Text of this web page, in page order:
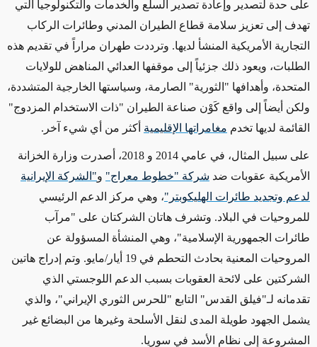
على حدة لتصدير وإعادة تصدير السلع والخدمات والتكنولوجيا التي
تهدف إلى تعزيز سلامة قطاع الطيران المدني وطائرات الركاب
التجارية الأمريكية المنشأ لديها. وترددت طهران مراراً في تقديم هذه
الطلبات، ويعود ذلك جزئياً إلى موقفها العدائي المناهض للولايات
المتحدة، وأهدافها "الثورية" الصارمة، وسياستها الخارجية المتشددة،
ولكن أيضاً إلى واقع كَوْن صناعة الطيران "ذات الاستخدام المزدوج"
القائمة لديها تخدم مغامراتها الإقليمية أكثر من أي شيء آخر.
على سبيل المثال، في عامي 2014 و 2018، أصدرت وزارة الخزانة
الأمريكية عقوبات ضد شركة "خطوط معراج" و"الشركة الإيرانية
لدعم وتجديد طائرات الهليكوبتر"، وهي مركز الدعم الرئيسي
للمروحيات في البلاد. وتشرف هاتان الشركتان على "مرآب
طائرات الجمهورية الإسلامية"، وهي المنشأة المسؤولة عن
المروحيات المعنية بحادث التحطم في 19 أيار/مايو. وتم إدراج هاتين
الشركتين على لائحة العقوبات بسبب الدعم اللوجستي الذي
تقدمانه لـ"فيلق القدس" التابع "للحرس الثوري الإيراني"، والذي
يشمل الجهود طويلة المدى لنقل الأسلحة وغيرها من البضائع غير
المشروعة إلى نظام الأسد في سوريا.